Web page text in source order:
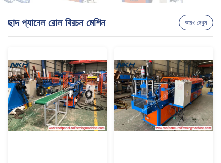
ছাদ প্যানেল রোল বিরচন মেশিন আরও দেখুন